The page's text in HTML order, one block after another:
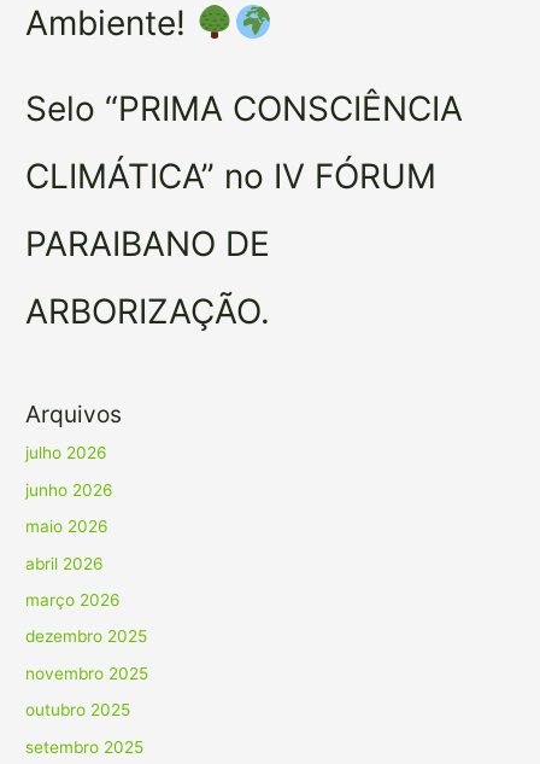
Ambiente!
Selo “PRIMA CONSCIÊNCIA
CLIMÁTICA” no IV FÓRUM
PARAIBANO DE
ARBORIZAÇÃO.
Arquivos
julho 2026
junho 2026
maio 2026
abril 2026
março 2026
dezembro 2025
novembro 2025
outubro 2025
setembro 2025